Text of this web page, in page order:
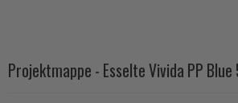
Projektmappe - Esselte Vivida PP